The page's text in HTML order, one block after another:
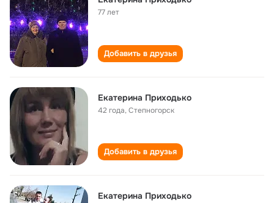
77 лет
Добавить в друзья
Екатерина Приходько
42 года,Степногорск
Добавить в друзья
Екатерина Приходько